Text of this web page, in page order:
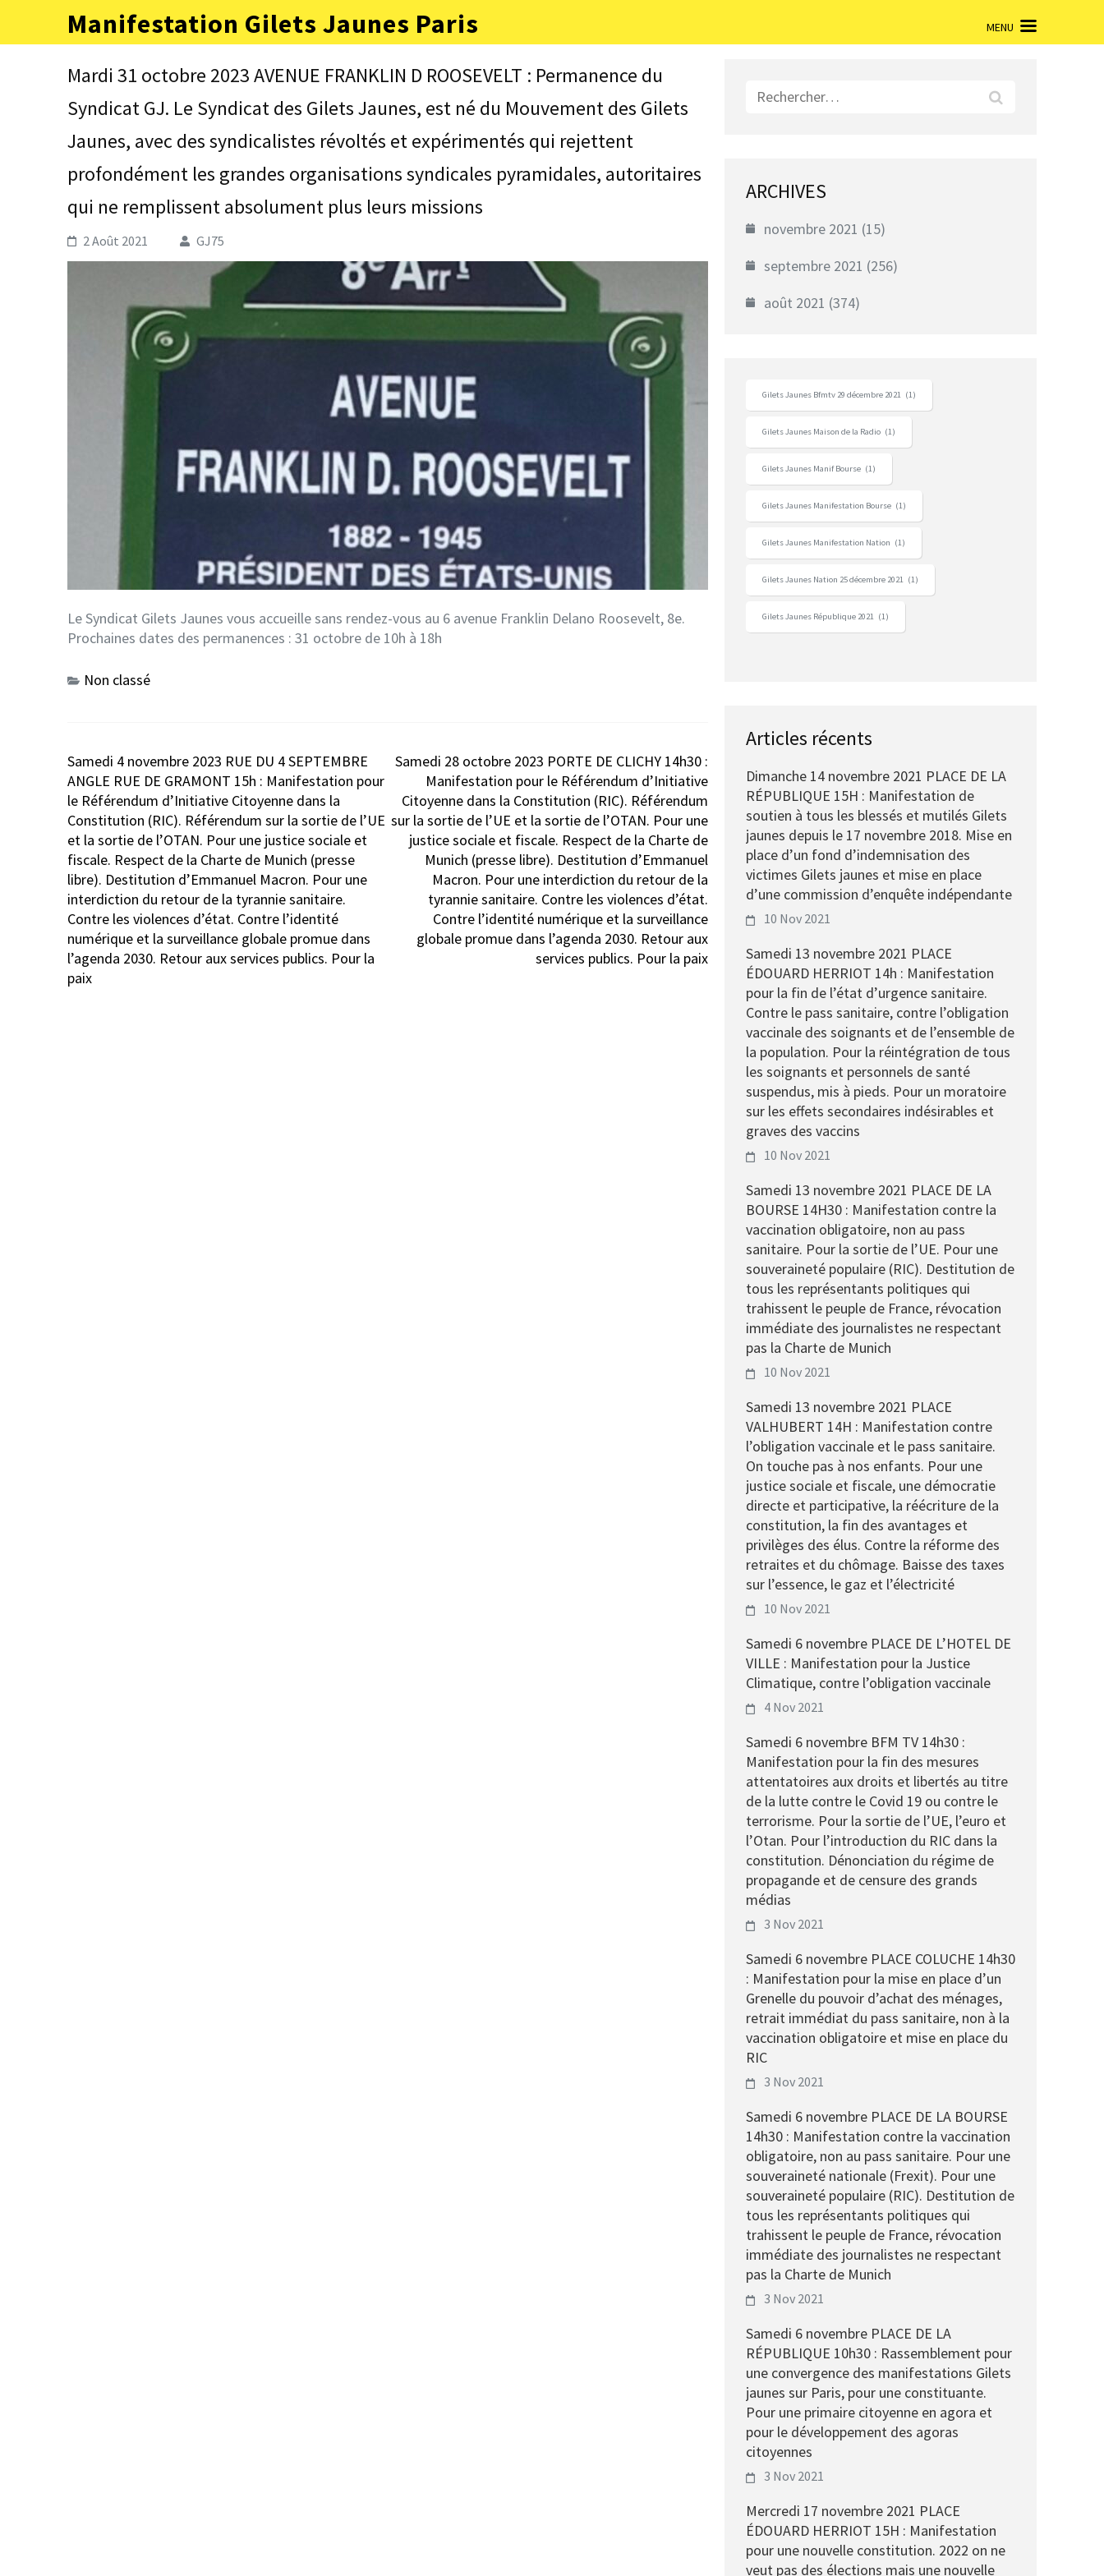
contenu
Manifestation Gilets Jaunes Paris MENU
Mardi 31 octobre 2023 AVENUE FRANKLIN D ROOSEVELT : Permanence du
Syndicat GJ. Le Syndicat des Gilets Jaunes, est né du Mouvement des Gilets
Jaunes, avec des syndicalistes révoltés et expérimentés qui rejettent
profondément les grandes organisations syndicales pyramidales, autoritaires
qui ne remplissent absolument plus leurs missions
2 Août 2021 GJ75
Le Syndicat Gilets Jaunes vous accueille sans rendez-vous au 6 avenue Franklin Delano Roosevelt, 8e.
Prochaines dates des permanences : 31 octobre de 10h à 18h
Non classé
Navigation
de
l’article
Samedi 4 novembre 2023 RUE DU 4 SEPTEMBRE
ANGLE RUE DE GRAMONT 15h : Manifestation pour
le Référendum d’Initiative Citoyenne dans la
Constitution (RIC). Référendum sur la sortie de l’UE
et la sortie de l’OTAN. Pour une justice sociale et
fiscale. Respect de la Charte de Munich (presse
libre). Destitution d’Emmanuel Macron. Pour une
interdiction du retour de la tyrannie sanitaire.
Contre les violences d’état. Contre l’identité
numérique et la surveillance globale promue dans
l’agenda 2030. Retour aux services publics. Pour la
paix
Samedi 28 octobre 2023 PORTE DE CLICHY 14h30 :
Manifestation pour le Référendum d’Initiative
Citoyenne dans la Constitution (RIC). Référendum
sur la sortie de l’UE et la sortie de l’OTAN. Pour une
justice sociale et fiscale. Respect de la Charte de
Munich (presse libre). Destitution d’Emmanuel
Macron. Pour une interdiction du retour de la
tyrannie sanitaire. Contre les violences d’état.
Contre l’identité numérique et la surveillance
globale promue dans l’agenda 2030. Retour aux
services publics. Pour la paix
Rechercher :
ARCHIVES
novembre 2021 (15)
septembre 2021 (256)
août 2021 (374)
Gilets Jaunes Bfmtv 29 décembre 2021 (1)
Gilets Jaunes Maison de la Radio (1)
Gilets Jaunes Manif Bourse (1)
Gilets Jaunes Manifestation Bourse (1)
Gilets Jaunes Manifestation Nation (1)
Gilets Jaunes Nation 25 décembre 2021 (1)
Gilets Jaunes République 2021 (1)
Articles récents
Dimanche 14 novembre 2021 PLACE DE LA
RÉPUBLIQUE 15H : Manifestation de
soutien à tous les blessés et mutilés Gilets
jaunes depuis le 17 novembre 2018. Mise en
place d’un fond d’indemnisation des
victimes Gilets jaunes et mise en place
d’une commission d’enquête indépendante
10 Nov 2021
Samedi 13 novembre 2021 PLACE
ÉDOUARD HERRIOT 14h : Manifestation
pour la fin de l’état d’urgence sanitaire.
Contre le pass sanitaire, contre l’obligation
vaccinale des soignants et de l’ensemble de
la population. Pour la réintégration de tous
les soignants et personnels de santé
suspendus, mis à pieds. Pour un moratoire
sur les effets secondaires indésirables et
graves des vaccins
10 Nov 2021
Samedi 13 novembre 2021 PLACE DE LA
BOURSE 14H30 : Manifestation contre la
vaccination obligatoire, non au pass
sanitaire. Pour la sortie de l’UE. Pour une
souveraineté populaire (RIC). Destitution de
tous les représentants politiques qui
trahissent le peuple de France, révocation
immédiate des journalistes ne respectant
pas la Charte de Munich
10 Nov 2021
Samedi 13 novembre 2021 PLACE
VALHUBERT 14H : Manifestation contre
l’obligation vaccinale et le pass sanitaire.
On touche pas à nos enfants. Pour une
justice sociale et fiscale, une démocratie
directe et participative, la réécriture de la
constitution, la fin des avantages et
privilèges des élus. Contre la réforme des
retraites et du chômage. Baisse des taxes
sur l’essence, le gaz et l’électricité
10 Nov 2021
Samedi 6 novembre PLACE DE L’HOTEL DE
VILLE : Manifestation pour la Justice
Climatique, contre l’obligation vaccinale
4 Nov 2021
Samedi 6 novembre BFM TV 14h30 :
Manifestation pour la fin des mesures
attentatoires aux droits et libertés au titre
de la lutte contre le Covid 19 ou contre le
terrorisme. Pour la sortie de l’UE, l’euro et
l’Otan. Pour l’introduction du RIC dans la
constitution. Dénonciation du régime de
propagande et de censure des grands
médias
3 Nov 2021
Samedi 6 novembre PLACE COLUCHE 14h30
: Manifestation pour la mise en place d’un
Grenelle du pouvoir d’achat des ménages,
retrait immédiat du pass sanitaire, non à la
vaccination obligatoire et mise en place du
RIC
3 Nov 2021
Samedi 6 novembre PLACE DE LA BOURSE
14h30 : Manifestation contre la vaccination
obligatoire, non au pass sanitaire. Pour une
souveraineté nationale (Frexit). Pour une
souveraineté populaire (RIC). Destitution de
tous les représentants politiques qui
trahissent le peuple de France, révocation
immédiate des journalistes ne respectant
pas la Charte de Munich
3 Nov 2021
Samedi 6 novembre PLACE DE LA
RÉPUBLIQUE 10h30 : Rassemblement pour
une convergence des manifestations Gilets
jaunes sur Paris, pour une constituante.
Pour une primaire citoyenne en agora et
pour le développement des agoras
citoyennes
3 Nov 2021
Mercredi 17 novembre 2021 PLACE
ÉDOUARD HERRIOT 15H : Manifestation
pour une nouvelle constitution. 2022 on ne
veut pas des élections mais une nouvelle